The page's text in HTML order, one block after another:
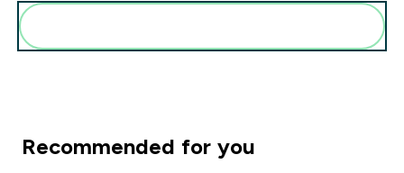
Recommended for you